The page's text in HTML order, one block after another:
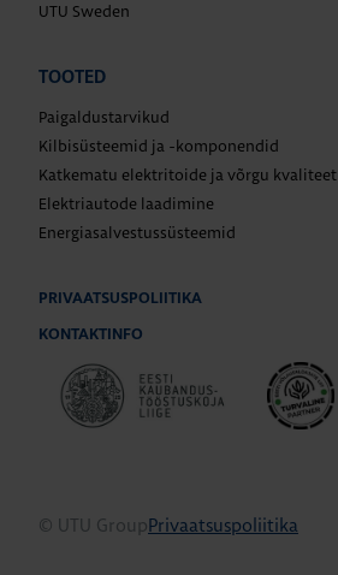
UTU Sweden
TOOTED
Paigaldustarvikud
Kilbisüsteemid ja -komponendid
Katkematu elektritoide ja võrgu kvaliteet
Elektriautode laadimine
Energiasalvestussüsteemid
PRIVAATSUSPOLIITIKA
KONTAKTINFO
© UTU GroupPrivaatsuspoliitika